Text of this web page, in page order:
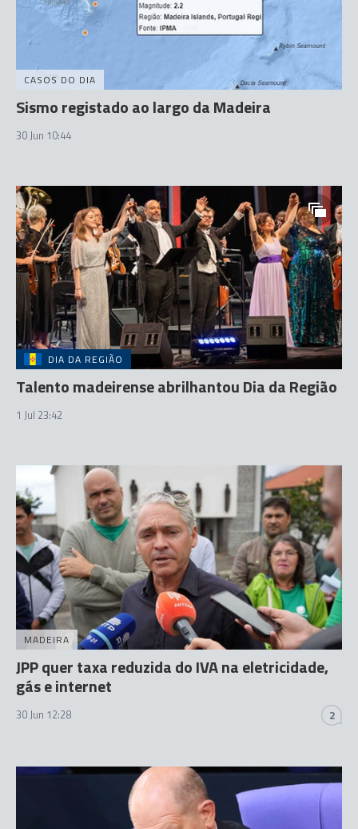
CASOS DO DIA
Sismo registado ao largo da Madeira
30 Jun 10:44
DIA DA REGIÃO
Talento madeirense abrilhantou Dia da Região
1 Jul 23:42
MADEIRA
JPP quer taxa reduzida do IVA na eletricidade,
gás e internet
30 Jun 12:28 2